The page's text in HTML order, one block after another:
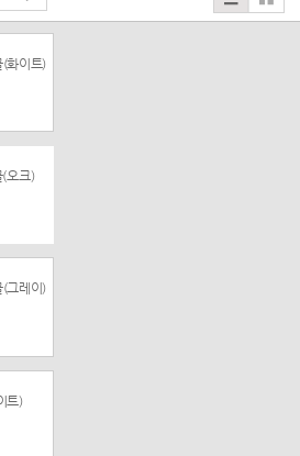
(화이트)
(오크)
(그레이)
트)